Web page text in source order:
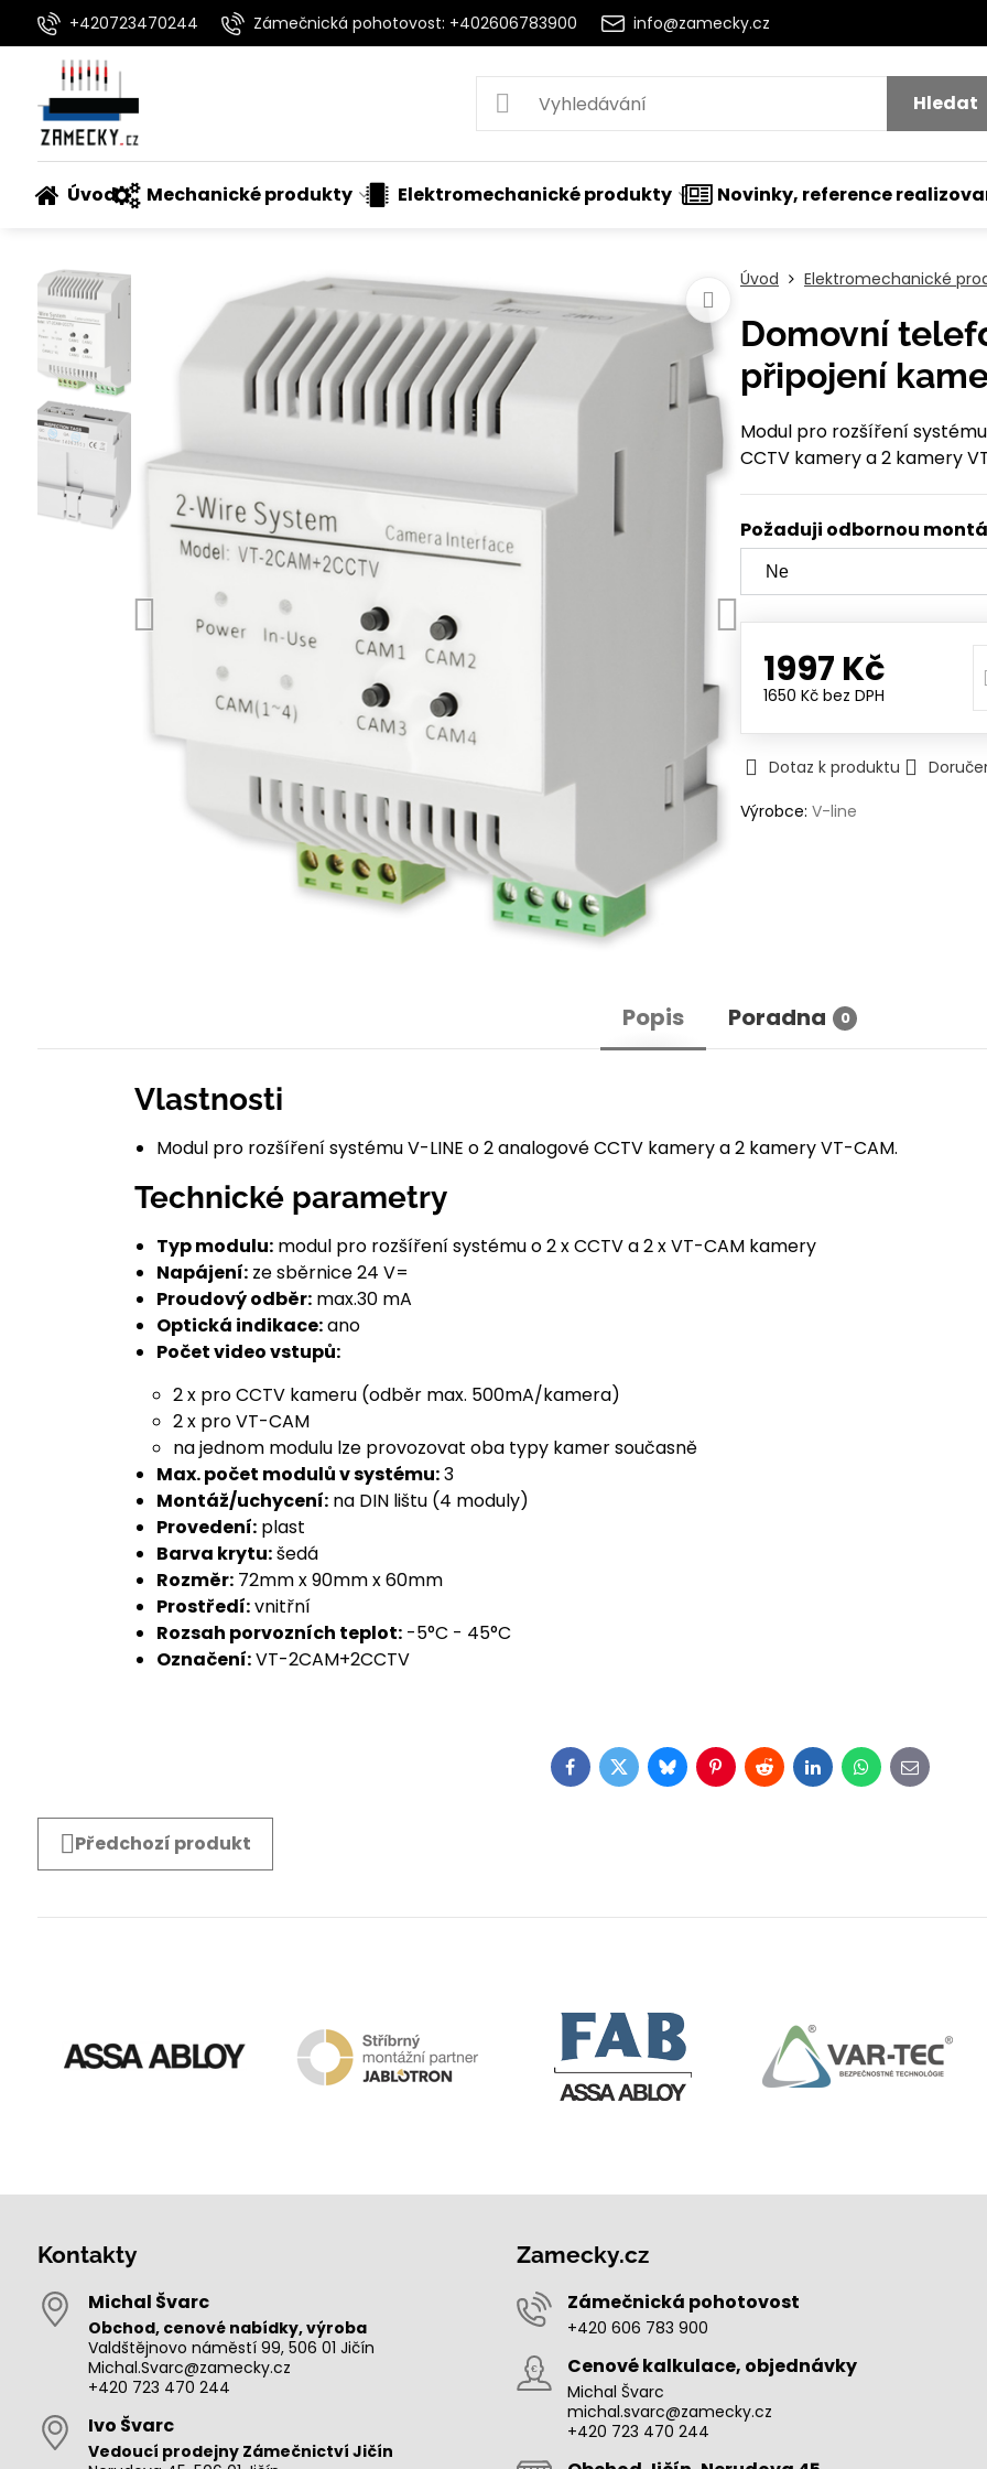
+420723470244 Zámečnická pohotovost: +402606783900 info@zamecky.cz
Hledat
Úvod Mechanické produkty Elektromechanické produkty Novinky, reference
Úvod Elektromechanické
Domovní
připojení
Modul pro rozšíření
CCTV kamery a 2 kamery
Požaduji odbornou
1997 Kč
1650 Kč bez DPH
Dotaz k produktu
Výrobce: V-line
Popis Poradna 0
Vlastnosti
Modul pro rozšíření systému V-LINE o 2 analogové CCTV kamery a 2 kamery VT-CAM.
Technické parametry
Typ modulu:modul pro rozšíření systému o 2 x CCTV a 2 x VT-CAM kamery
Napájení:ze sběrnice 24 V=
Proudový odběr:max.30 mA
Optická indikace:ano
Počet video vstupů:
2 x pro CCTV kameru (odběr max. 500mA/kamera)
2 x pro VT-CAM
na jednom modulu lze provozovat oba typy kamer současně
Max. počet modulů v systému:3
Montáž/uchycení:na DIN lištu (4 moduly)
Provedení:plast
Barva krytu:šedá
Rozměr:72mm x 90mm x 60mm
Prostředí:vnitřní
Rozsah porvozních teplot:-5°C - 45°C
Označení:VT-2CAM+2CCTV
Facebook
TwitterBlueskyPinterest
RedditLinkedInWhatsApp
E-
mail
Předchozí produkt
Kontakty
Michal Švarc
Obchod, cenové nabídky, výroba
Valdštějnovo náměstí 99, 506 01 Jičín
Michal.Svarc@zamecky.cz
+420 723 470 244
Ivo Švarc
Vedoucí prodejny Zámečnictví Jičín
Zamecky.cz
Zámečnická pohotovost
+420 606 783 900
Cenové kalkulace, objednávky
Michal Švarc
michal.svarc@zamecky.cz
+420 723 470 244